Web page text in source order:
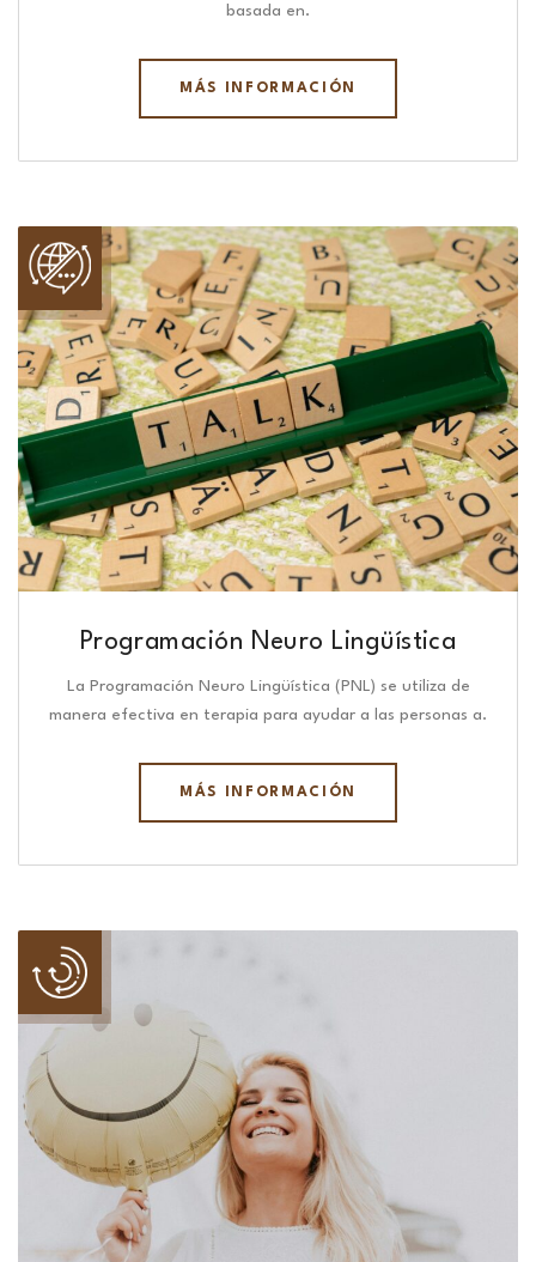
basada en.
MÁS INFORMACIÓN
Programación Neuro Lingüística​
La Programación Neuro Lingüística (PNL) se utiliza de
manera efectiva en terapia para ayudar a las personas a.
MÁS INFORMACIÓN